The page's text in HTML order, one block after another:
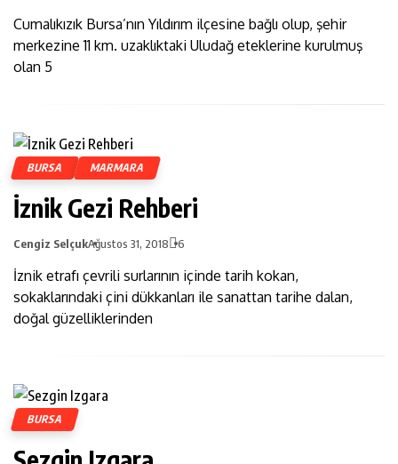
Cumalıkızık Bursa’nın Yıldırım ilçesine bağlı olup, şehir
merkezine 11 km. uzaklıktaki Uludağ eteklerine kurulmuş
olan 5
BURSA MARMARA
İznik Gezi Rehberi
Cengiz SelçukAğustos 31, 2018 6
İznik etrafı çevrili surlarının içinde tarih kokan,
sokaklarındaki çini dükkanları ile sanattan tarihe dalan,
doğal güzelliklerinden
BURSA